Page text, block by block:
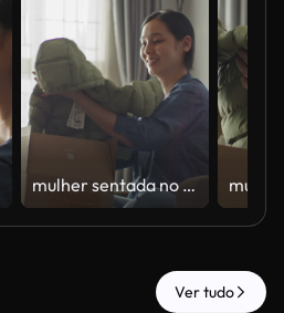
mulher sentada no sofá em casa abrindo uma caixa de assinatura que acabara de receber com produtos
Ver tudo